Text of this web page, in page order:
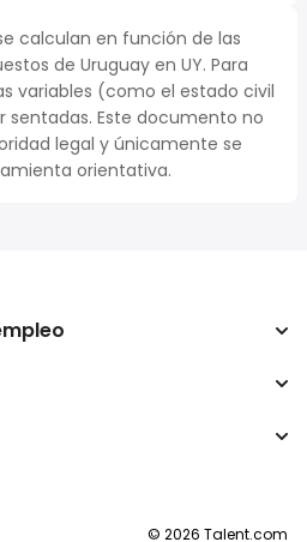
calculan en función de las
de Uruguay en UY. Para
variables (como el estado civil
sentadas. Este documento no
legal y únicamente se
orientativa.
© 2026 Talent.com